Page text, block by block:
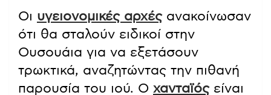
Οι υγειονομικές αρχέςανακοίνωσαν
ότι θα σταλούν ειδικοί στην
Ουσουάια για να εξετάσουν
τρωκτικά, αναζητώντας την πιθανή
παρουσία του ιού. Ο χανταϊόςείναι